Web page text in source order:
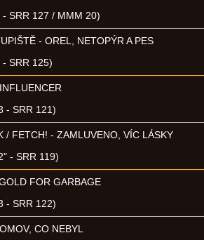
SRR 127 / MMM 20)
- OREL, NETOPÝR A PES
SRR 125)
- SRR 121)
/ FETCH! - ZAMLUVENO, VÍC LÁSKY
- SRR 119)
FOR GARBAGE
- SRR 122)
CO NEBYL